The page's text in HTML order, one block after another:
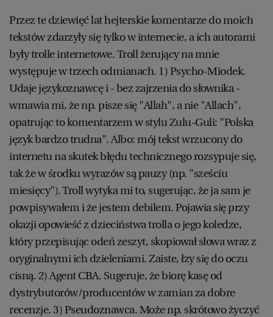
Przez te dziewięć lat hejterskie komentarze do moich
tekstów zdarzyły się tylko w internecie, a ich autorami
były trolle internetowe. Troll żerujący na mnie
występuje w trzech odmianach. 1) Psycho-Miodek.
Udaje językoznawcę i - bez zajrzenia do słownika -
wmawia mi, że np. pisze się "Allah", a nie "Allach",
opatrując to komentarzem w stylu Zulu-Guli: "Polska
język bardzo trudna". Albo: mój tekst wrzucony do
internetu na skutek błędu technicznego rozsypuje się,
tak że w środku wyrazów są pauzy (np. "sześciu
miesięcy"). Troll wytyka mi to, sugerując, że ja sam je
powpisywałem i że jestem debilem. Pojawia się przy
okazji opowieść z dzieciństwa trolla o jego koledze,
który przepisując odeń zeszyt, skopiował słowa wraz z
oryginalnymi ich dzieleniami. Zaiste, łzy się do oczu
cisną. 2) Agent CBA. Sugeruje, że biorę kasę od
dystrybutorów/producentów w zamian za dobre
recenzje. 3) Pseudoznawca. Może np. skrótowo życzyć